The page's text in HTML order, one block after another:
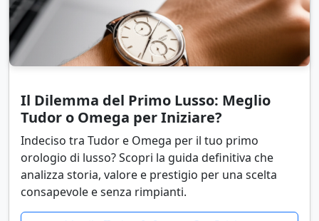
Il Dilemma del Primo Lusso: Meglio
Tudor o Omega per Iniziare?
Indeciso tra Tudor e Omega per il tuo primo
orologio di lusso? Scopri la guida definitiva che
analizza storia, valore e prestigio per una scelta
consapevole e senza rimpianti.